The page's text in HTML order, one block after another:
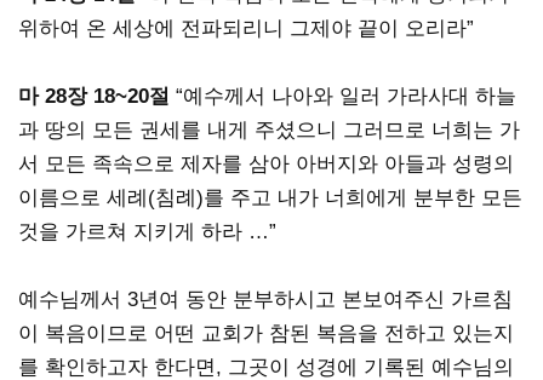
위하여 온 세상에 전파되리니 그제야 끝이 오리라”
마 28장 18~20절 “예수께서 나아와 일러 가라사대 하늘
과 땅의 모든 권세를 내게 주셨으니 그러므로 너희는 가
서 모든 족속으로 제자를 삼아 아버지와 아들과 성령의
이름으로 세례(침례)를 주고 내가 너희에게 분부한 모든
것을 가르쳐 지키게 하라 …”
예수님께서 3년여 동안 분부하시고 본보여주신 가르침
이 복음이므로 어떤 교회가 참된 복음을 전하고 있는지
를 확인하고자 한다면, 그곳이 성경에 기록된 예수님의